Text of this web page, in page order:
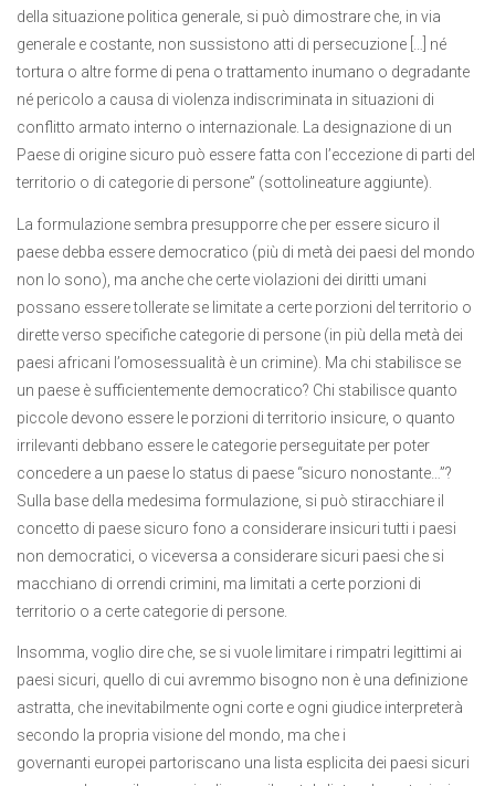
della situazione politica generale, si può dimostrare che, in via
generale e costante, non sussistono atti di persecuzione […] né
tortura o altre forme di pena o trattamento inumano o degradante
né pericolo a causa di violenza indiscriminata in situazioni di
conflitto armato interno o internazionale. La designazione di un
Paese di origine sicuro può essere fatta con l’eccezione di parti del
territorio o di categorie di persone” (sottolineature aggiunte).
La formulazione sembra presupporre che per essere sicuro il
paese debba essere democratico (più di metà dei paesi del mondo
non lo sono), ma anche che certe violazioni dei diritti umani
possano essere tollerate se limitate a certe porzioni del territorio o
dirette verso specifiche categorie di persone (in più della metà dei
paesi africani l’omosessualità è un crimine). Ma chi stabilisce se
un paese è sufficientemente democratico? Chi stabilisce quanto
piccole devono essere le porzioni di territorio insicure, o quanto
irrilevanti debbano essere le categorie perseguitate per poter
concedere a un paese lo status di paese “sicuro nonostante…”?
Sulla base della medesima formulazione, si può stiracchiare il
concetto di paese sicuro fono a considerare insicuri tutti i paesi
non democratici, o viceversa a considerare sicuri paesi che si
macchiano di orrendi crimini, ma limitati a certe porzioni di
territorio o a certe categorie di persone.
Insomma, voglio dire che, se si vuole limitare i rimpatri legittimi ai
paesi sicuri, quello di cui avremmo bisogno non è una definizione
astratta, che inevitabilmente ogni corte e ogni giudice interpreterà
secondo la propria visione del mondo, ma che i
governanti europei partoriscano una lista esplicita dei paesi sicuri